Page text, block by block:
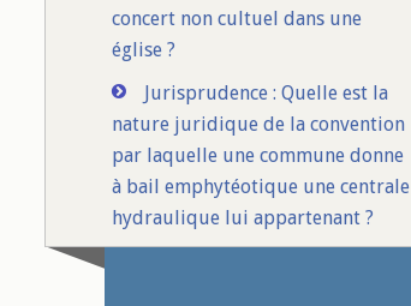
concert non cultuel dans une
église ?
Jurisprudence : Quelle est la
nature juridique de la convention
par laquelle une commune donne
à bail emphytéotique une centrale
hydraulique lui appartenant ?